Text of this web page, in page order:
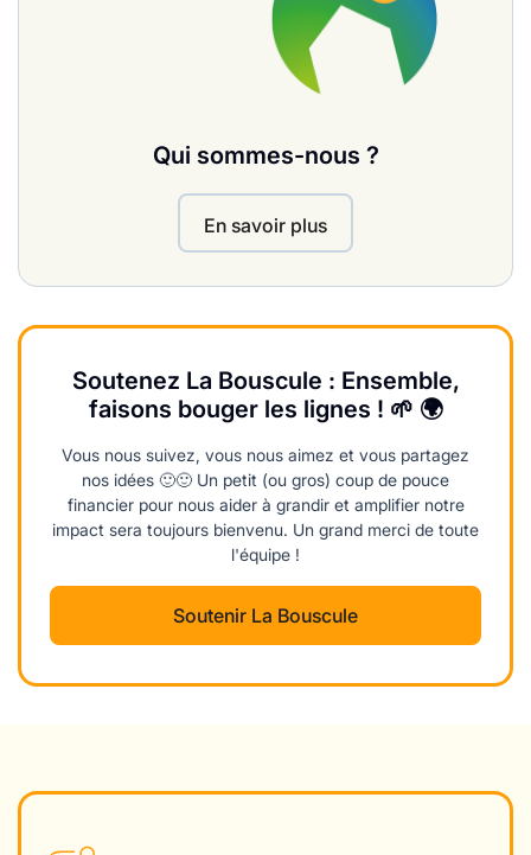
Qui sommes-nous ?
En savoir plus
Soutenez La Bouscule : Ensemble,
faisons bouger les lignes ! 🌱 🌍
Vous nous suivez, vous nous aimez et vous partagez
nos idées 🙂🙂 Un petit (ou gros) coup de pouce
financier pour nous aider à grandir et amplifier notre
impact sera toujours bienvenu. Un grand merci de toute
l'équipe !
Soutenir La Bouscule